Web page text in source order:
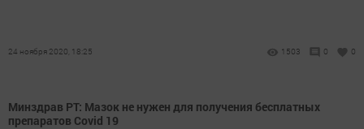
24 ноября 2020, 18:25 1503 0 0
Минздрав РТ: Мазок не нужен для получения бесплатных
препаратов​ Covid​ 19